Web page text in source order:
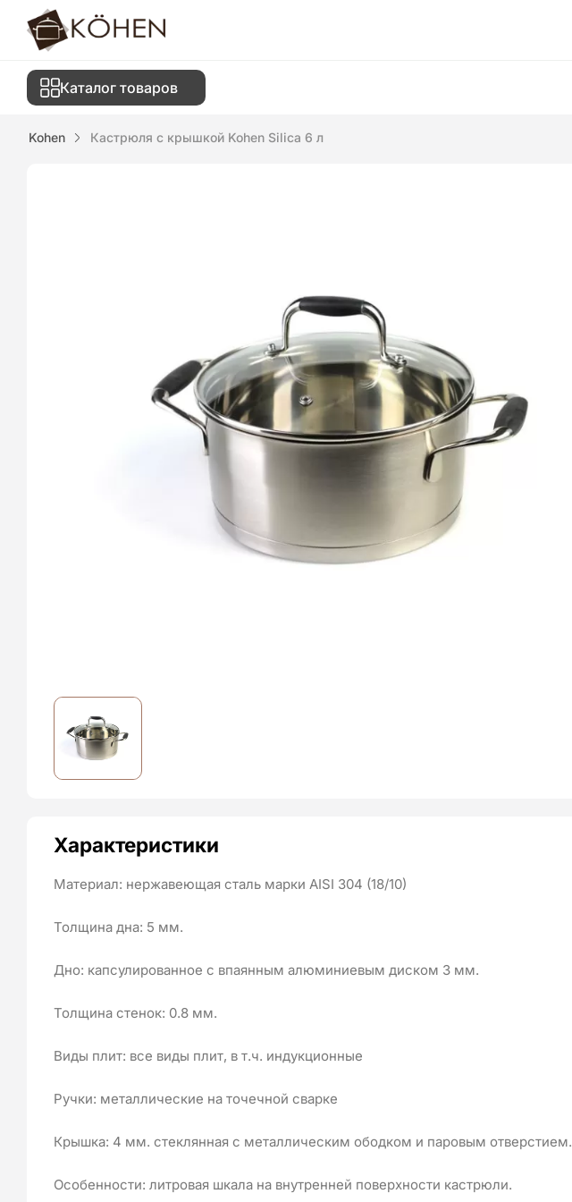
Каталог товаров
Kohen Кастрюля с крышкой Kohen Silica 6 л
Характеристики
Материал: нержавеющая сталь марки AISI 304 (18/10)
Толщина дна: 5 мм.
Дно: капсулированное с впаянным алюминиевым диском 3 мм.
Толщина стенок: 0.8 мм.
Виды плит: все виды плит, в т.ч. индукционные
Ручки: металлические на точечной сварке
Крышка: 4 мм. стеклянная с металлическим ободком и паровым отверстием.
Особенности: литровая шкала на внутренней поверхности кастрюли.